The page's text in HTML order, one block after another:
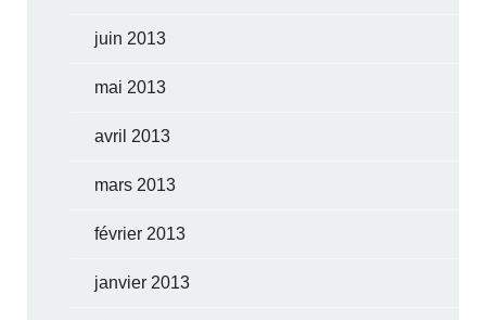
juin 2013
mai 2013
avril 2013
mars 2013
février 2013
janvier 2013